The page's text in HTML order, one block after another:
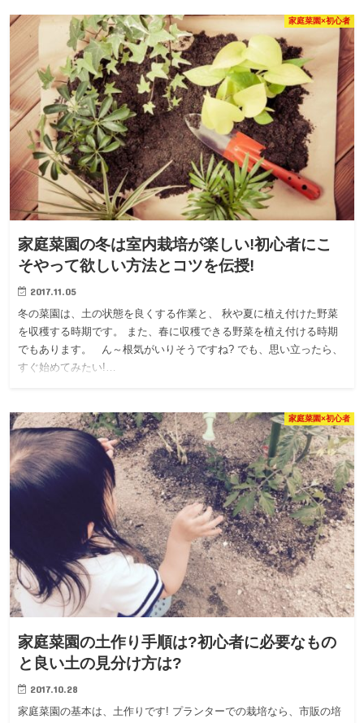
家庭菜園×初心者
家庭菜園の冬は室内栽培が楽しい!初心者にこ
そやって欲しい方法とコツを伝授!
2017.11.05
冬の菜園は、土の状態を良くする作業と、 秋や夏に植え付けた野菜
を収穫する時期です。 また、春に収穫できる野菜を植え付ける時期
でもあります。 ん～根気がいりそうですね? でも、思い立ったら、
すぐ始めてみたい!…
家庭菜園×初心者
家庭菜園の土作り手順は?初心者に必要なもの
と良い土の見分け方は?
2017.10.28
家庭菜園の基本は、土作りです! プランターでの栽培なら、市販の培